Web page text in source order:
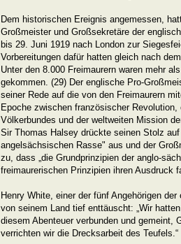
Dem historischen Ereignis angemessen,
Großmeister und Großsekretäre der
bis 29. Juni 1919 nach London zur
Vorbereitungen dafür hatten gleich nach
Unter den 8.000 Freimaurern waren mehr
gekommen. (29) Der englische Pro-
seiner Rede auf die von den Freimaurern
Epoche zwischen französischer
Völkerbundes und der weltweiten Mission
Sir Thomas Halsey drückte seinen Stolz
angelsächsischen Rasse" aus und der
zu, dass „die Grundprinzipien der anglo-
freimaurerischen Prinzipien ihren Ausdruck
Henry White, einer der fünf Angehörigen
von seinem Land tief enttäuscht: „Wir
diesem Abenteuer verbunden und gemeint,
verrichten wir die Drecksarbeit des Teufels.“